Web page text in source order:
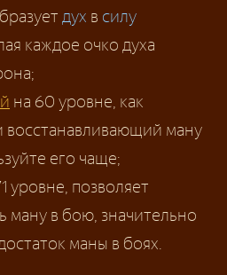
дух в силу
каждое очко духа
на 60 уровне, как
восстанавливающий ману
его чаще;
уровне, позволяет
ману в бою, значительно
маны в боях.